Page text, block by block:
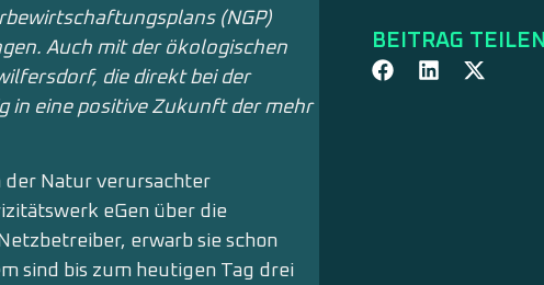
BEITRAG TEILEN
(NGP)
Auch mit der ökologischen
die direkt bei der
in eine positive Zukunft der mehr
Natur verursachter
eGen über die
erwarb sie schon
sind bis zum heutigen Tag drei